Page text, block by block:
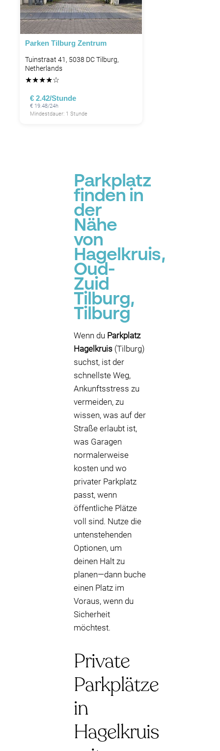
Parken Tilburg Zentrum
Tuinstraat 41, 5038 DC Tilburg,
Netherlands
★★★★☆
€ 2.42/Stunde
€ 19.48/24h
Mindestdauer: 1 Stunde
Parkplatz
finden in
der
Nähe
von
Hagelkruis,
Oud-
Zuid
Tilburg,
Tilburg
Wenn du Parkplatz
Hagelkruis (Tilburg)
suchst, ist der
schnellste Weg,
Ankunftsstress zu
vermeiden, zu
wissen, was auf der
Straße erlaubt ist,
was Garagen
normalerweise
kosten und wo
privater Parkplatz
passt, wenn
öffentliche Plätze
voll sind. Nutze die
untenstehenden
Optionen, um
deinen Halt zu
planen—dann buche
einen Platz im
Voraus, wenn du
Sicherheit
möchtest.
Private
Parkplätze
in
Hagelkruis